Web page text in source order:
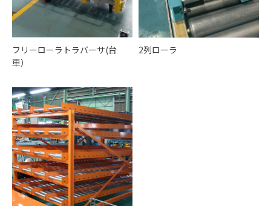
フリーローラトラバーサ(台
車）
2列ローラ